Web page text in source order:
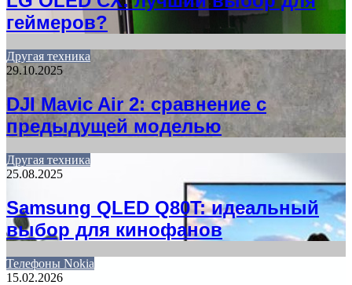
геймеров?
Другая техника
29.10.2025
DJI Mavic Air 2: сравнение с
предыдущей моделью
Другая техника
25.08.2025
Samsung QLED Q80T: идеальный
выбор для кинофанов
Телефоны Nokia
15.02.2026